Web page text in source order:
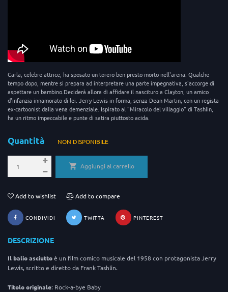
Carla, celebre attrice, ha sposato un torero ben presto morto nell'arena. Qualche
tempo dopo, mentre si prepara ad interpretare una parte impegnativa, s'accorge di
aspettare un bambino.Deciderà allora di affidare il nascituro a Clayton, un amico
d'infanzia innamorato di lei. Jerry Lewis in forma, senza Dean Martin, con un regista
ex-cartoonist dalla vena demenziale. Ispirato al "Miracolo del villaggio" di Tashlin,
ha un ritmo impeccabile e punte di satira piuttosto acida.
Quantità NON DISPONIBILE
Aggiungi al carrello
Add to wishlist Add to compare
CONDIVIDI TWITTA PINTEREST
DESCRIZIONE
Il balio asciuttoè un film comico musicale del 1958 con protagonista Jerry
Lewis, scritto e diretto da Frank Tashlin.
Titolooriginale: Rock-a-bye Baby